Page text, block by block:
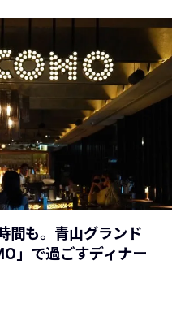
間も。青山グランド
」で過ごすディナー